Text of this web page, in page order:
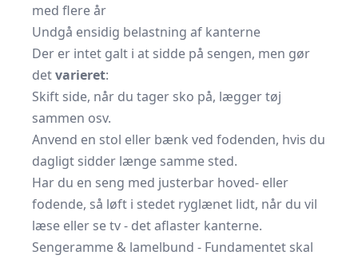
med flere år
Undgå ensidig belastning af kanterne
Der er intet galt i at sidde på sengen, men gør
detvarieret:
Skift side, når du tager sko på, lægger tøj
sammen osv.
Anvend en stol eller bænk ved fodenden, hvis du
dagligt sidder længe samme sted.
Har du en seng med justerbar hoved- eller
fodende, så løft i stedet ryglænet lidt, når du vil
læse eller se tv - det aflaster kanterne.
Sengeramme & lamelbund - Fundamentet skal